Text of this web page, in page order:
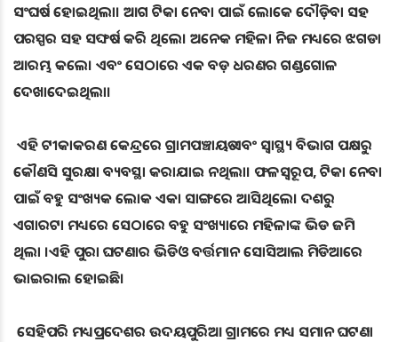
ସଂଘର୍ଷ ହୋଇଥିଲା। ଆଗ ଟିକା ନେବା ପାଇଁ ଲୋକେ ଦୌଡ଼ିବା ସହ
ପରସ୍ପର ସହ ସଙ୍ଘର୍ଷ କରି ଥିଲେ। ଅନେକ ମହିଳା ନିଜ ମଧ୍ୟରେ ଝଗଡା
ଆରମ୍ଭ କଲେ। ଏବଂ ସେଠାରେ ଏକ ବଡ଼ ଧରଣର ଗଣ୍ଡଗୋଳ
ଦେଖାଦେଇଥିଲା।
ଏହି ଟୀକାକରଣ କେନ୍ଦ୍ରରେ ଗ୍ରାମପଞ୍ଚାୟତ ଏବଂ ସ୍ୱାସ୍ଥ୍ୟ ବିଭାଗ ପକ୍ଷରୁ
କୌଣସି ସୁରକ୍ଷା ବ୍ୟବସ୍ଥା କରାଯାଇ ନଥିଲା। ଫଳସ୍ୱରୂପ, ଟିକା ନେବା
ପାଇଁ ବହୁ ସଂଖ୍ୟକ ଲୋକ ଏକା ସାଙ୍ଗରେ ଆସିଥିଲେ। ଦଶରୁ
ଏଗାରଟା ମଧ୍ୟରେ ସେଠାରେ ବହୁ ସଂଖ୍ୟାରେ ମହିଳାଙ୍କ ଭିଡ ଜମି
ଥିଲା ।ଏହି ପୁରା ଘଟଣାର ଭିଡିଓ ବର୍ତ୍ତମାନ ସୋସିଆଲ ମିଡିଆରେ
ଭାଇରାଲ ହୋଇଛି।
ସେହିପରି ମଧ୍ୟପ୍ରଦେଶର ଉଦୟପୁରିଆ ଗ୍ରାମରେ ମଧ୍ୟ ସମାନ ଘଟଣା